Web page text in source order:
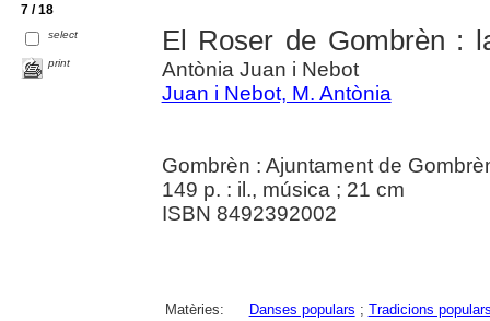
7 / 18
select
print
El Roser de Gombrèn :
Antònia Juan i Nebot
Juan i Nebot, M. Antònia
Gombrèn : Ajuntament de
149 p. : il., música ; 21 cm
ISBN 8492392002
Matèries: Danses populars ; Tradicions